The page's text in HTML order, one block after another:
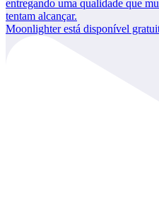
Moonlighter está disponível